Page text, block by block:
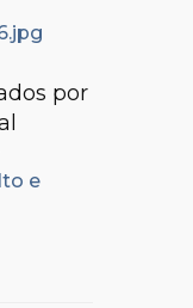
por
e